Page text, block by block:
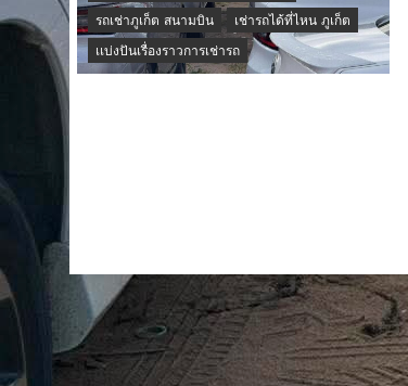
รถเช่าภูเก็ต สนามบิน
เช่ารถได้ที่ไหน ภูเก็ต
เเบ่งปันเรื่องราวการเช่ารถ